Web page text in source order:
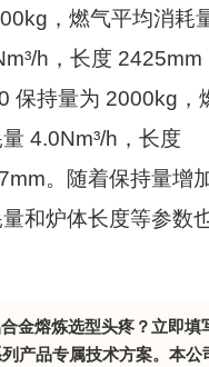
，燃气平均消耗
h，长度 2425mm
保持量为 2000kg，
4.0Nm³/h，长度
。随着保持量增
和炉体长度等参数
金熔炼选型头疼？立即填
产品专属技术方案。本公